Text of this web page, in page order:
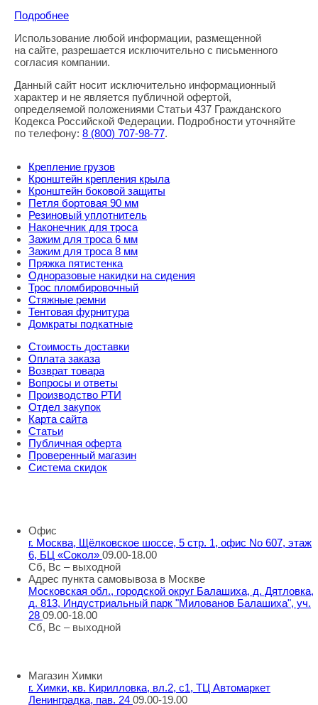
Подробнее
Правовая информация
Использование любой информации, размещенной
на сайте, разрешается исключительно с письменного
согласия компании.
Данный сайт носит исключительно информационный
характер и не является публичной офертой,
определяемой положениями Статьи 437 Гражданского
Кодекса Российской Федерации. Подробности уточняйте
по телефону: 8 (800) 707-98-77.
Крепление грузов
Кронштейн крепления крыла
Кронштейн боковой защиты
Петля бортовая 90 мм
Резиновый уплотнитель
Наконечник для троса
Зажим для троса 6 мм
Зажим для троса 8 мм
Пряжка пятистенка
Одноразовые накидки на сидения
Трос пломбировочный
Стяжные ремни
Тентовая фурнитура
Домкраты подкатные
Стоимость доставки
Оплата заказа
Возврат товара
Вопросы и ответы
Производство РТИ
Отдел закупок
Карта сайта
Статьи
Публичная оферта
Проверенный магазин
Система скидок
Офис
г. Москва, Щёлковское шоссе, 5 стр. 1, офис No 607, этаж
6, БЦ «Сокол» 09.00-18.00
Сб, Вс – выходной
Адрес пункта самовывоза в Москве
Московская обл., городской округ Балашиха, д. Дятловка,
д. 813, Индустриальный парк "Милованов Балашиха", уч.
28 09.00-18.00
Сб, Вс – выходной
Магазин Химки
г. Химки, кв. Кирилловка, вл.2, с1, ТЦ Автомаркет
Ленинградка, пав. 24 09.00-19.00